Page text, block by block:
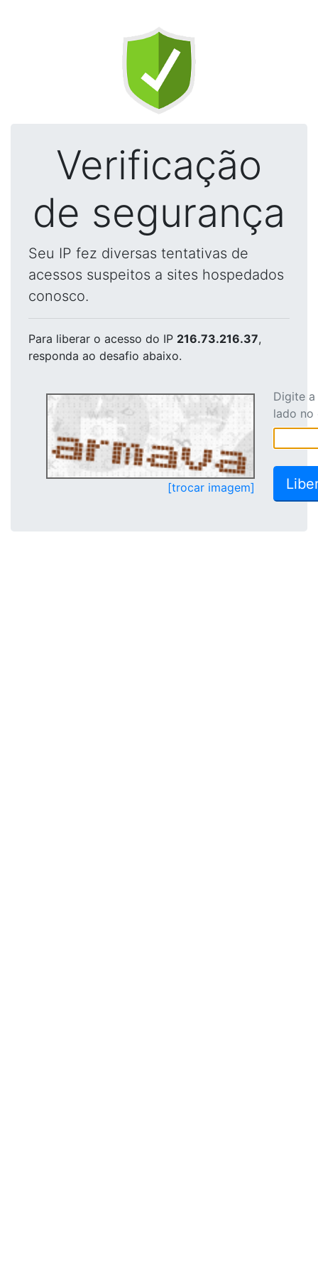
Verificação
de segurança
Seu IP fez diversas tentativas de
acessos suspeitos a sites hospedados
conosco.
Para liberar o acesso do IP 216.73.216.37,
responda ao desafio abaixo.
[trocar imagem]
Digite
lado no